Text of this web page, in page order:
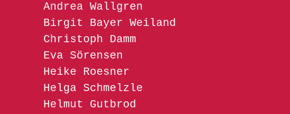
Andrea Wallgren
Birgit Bayer Weiland
Christoph Damm
Eva Sörensen
Heike Roesner
Helga Schmelzle
Helmut Gutbrod